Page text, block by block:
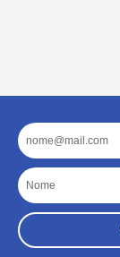
Email
Nome